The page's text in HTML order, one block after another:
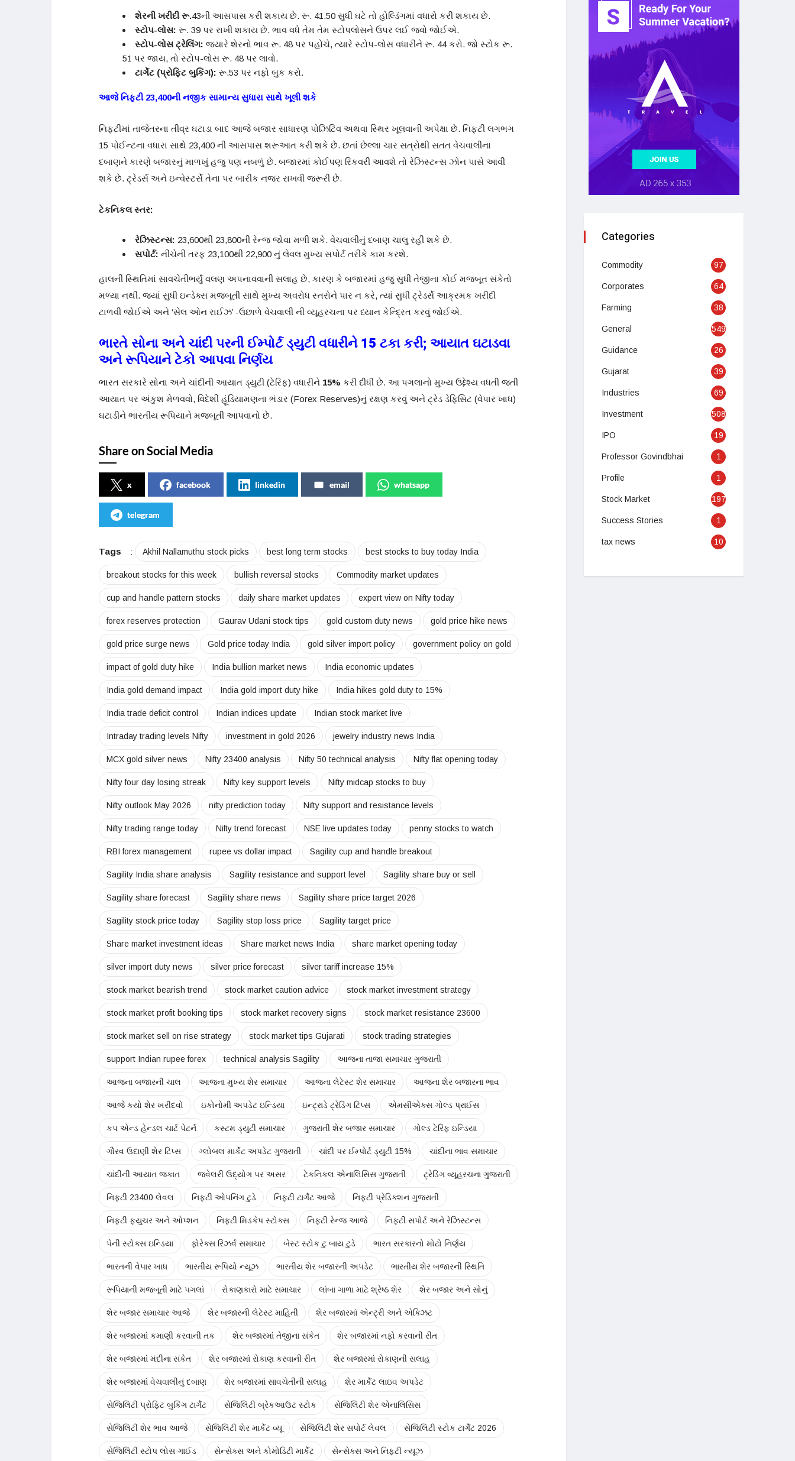
શેરની ખરીદી રૂ.43ની આસપાસ કરી શકાય છે. રૂ. 41.50 સુધી ઘટે તો હોલ્ડિંગમાં વધારો કરી શકાય છે.
સ્ટોપ-લોસ: રૂ. 39 પર રાખી શકાય છે. ભાવ વધે તેમ તેમ સ્ટોપલોસને ઉપર લઈ જવો જોઈએ.
સ્ટોપ-લોસ ટ્રેલિંગ: જ્યારે શેરનો ભાવ રૂ. 48 પર પહોંચે, ત્યારે સ્ટોપ-લોસ વધારીને રૂ. 44 કરો. જો સ્ટોક રૂ.
51 પર જાય, તો સ્ટોપ-લોસ રૂ. 48 પર લાવો.
ટાર્ગેટ (પ્રોફિટ બુકિંગ): રૂ.53 પર નફો બુક કરો.
આજે નિફ્ટી 23,400ની નજીક સામાન્ય સુધારા સાથે ખૂલી શકે
નિફ્ટીમાં તાજેતરના તીવ્ર ઘટાડા બાદ આજે બજાર સાધારણ પોઝિટિવ અથવા સ્થિર ખૂલવાની અપેક્ષા છે. નિફ્ટી લગભગ
15 પોઈન્ટના વધારા સાથે 23,400 ની આસપાસ શરૂઆત કરી શકે છે. છતાં છેલ્લા ચાર સત્રોથી સતત વેચવાલીના
દબાણને કારણે બજારનું માળખું હજુ પણ નબળું છે. બજારમાં કોઈપણ રિકવરી આવશે તો રેઝિસ્ટન્સ ઝોન પાસે આવી
શકે છે. ટ્રેડર્સ અને ઇન્વેસ્ટર્સે તેના પર બારીક નજર રાખવી જરૂરી છે.
ટેકનિકલ સ્તર:
રેઝિસ્ટન્સ: 23,600થી 23,800ની રેન્જ જોવા મળી શકે. વેચવાલીનું દબાણ ચાલુ રહી શકે છે.
સપોર્ટ: નીચેની તરફ 23,100થી 22,900 નું લેવલ મુખ્ય સપોર્ટ તરીકે કામ કરશે.
હાલની સ્થિતિમાં સાવચેતીભર્યું વલણ અપનાવવાની સલાહ છે, કારણ કે બજારમાં હજુ સુધી તેજીના કોઈ મજબૂત સંકેતો
મળ્યા નથી. જ્યાં સુધી ઇન્ડેક્સ મજબૂતી સાથે મુખ્ય અવરોધ સ્તરોને પાર ન કરે, ત્યાં સુધી ટ્રેડર્સે આક્રમક ખરીદી
ટાળવી જોઈએ અને ‘સેલ ઓન રાઈઝ’ -ઉછાળે વેચવાલી ની વ્યૂહરચના પર ધ્યાન કેન્દ્રિત કરવું જોઈએ.
ભારતે સોના અને ચાંદી પરની ઈમ્પોર્ટ ડ્યુટી વધારીને 15 ટકા કરી; આયાત ઘટાડવા
અને રૂપિયાને ટેકો આપવા નિર્ણય
ભારત સરકારે સોના અને ચાંદીની આયાત ડ્યુટી (ટેરિફ) વધારીને 15% કરી દીધી છે. આ પગલાનો મુખ્ય ઉદ્દેશ્ય વધતી જતી
આયાત પર અંકુશ મેળવવો, વિદેશી હૂંડિયામણના ભંડાર (Forex Reserves)નું રક્ષણ કરવું અને ટ્રેડ ડેફિસિટ (વેપાર ખાધ)
ઘટાડીને ભારતીય રૂપિયાને મજબૂતી આપવાનો છે.
Share on Social Media
x facebook linkedin email whatsapp
telegram
Tags : Akhil Nallamuthu stock picks best long term stocks best stocks to buy today India
breakout stocks for this week bullish reversal stocks Commodity market updates
cup and handle pattern stocks daily share market updates expert view on Nifty today
forex reserves protection Gaurav Udani stock tips gold custom duty news gold price hike news
gold price surge news Gold price today India gold silver import policy government policy on gold
impact of gold duty hike India bullion market news India economic updates
India gold demand impact India gold import duty hike India hikes gold duty to 15%
India trade deficit control Indian indices update Indian stock market live
Intraday trading levels Nifty investment in gold 2026 jewelry industry news India
MCX gold silver news Nifty 23400 analysis Nifty 50 technical analysis Nifty flat opening today
Nifty four day losing streak Nifty key support levels Nifty midcap stocks to buy
Nifty outlook May 2026 nifty prediction today Nifty support and resistance levels
Nifty trading range today Nifty trend forecast NSE live updates today penny stocks to watch
RBI forex management rupee vs dollar impact Sagility cup and handle breakout
Sagility India share analysis Sagility resistance and support level Sagility share buy or sell
Sagility share forecast Sagility share news Sagility share price target 2026
Sagility stock price today Sagility stop loss price Sagility target price
Share market investment ideas Share market news India share market opening today
silver import duty news silver price forecast silver tariff increase 15%
stock market bearish trend stock market caution advice stock market investment strategy
stock market profit booking tips stock market recovery signs stock market resistance 23600
stock market sell on rise strategy stock market tips Gujarati stock trading strategies
support Indian rupee forex technical analysis Sagility આજના તાજા સમાચાર ગુજરાતી
આજના બજારની ચાલ આજના મુખ્ય શેર સમાચાર આજના લેટેસ્ટ શેર સમાચાર આજના શેર બજારના ભાવ
આજે કયો શેર ખરીદવો ઇકોનોમી અપડેટ ઇન્ડિયા ઇન્ટ્રાડે ટ્રેડિંગ ટિપ્સ એમસીએક્સ ગોલ્ડ પ્રાઈસ
કપ એન્ડ હેન્ડલ ચાર્ટ પેટર્ન કસ્ટમ ડ્યુટી સમાચાર ગુજરાતી શેર બજાર સમાચાર ગોલ્ડ ટેરિફ ઇન્ડિયા
ગૌરવ ઉદાણી શેર ટિપ્સ ગ્લોબલ માર્કેટ અપડેટ ગુજરાતી ચાંદી પર ઈમ્પોર્ટ ડ્યુટી 15% ચાંદીના ભાવ સમાચાર
ચાંદીની આયાત જકાત જ્વેલરી ઉદ્યોગ પર અસર ટેકનિકલ એનાલિસિસ ગુજરાતી ટ્રેડિંગ વ્યૂહરચના ગુજરાતી
નિફ્ટી 23400 લેવલ નિફ્ટી ઓપનિંગ ટુડે નિફ્ટી ટાર્ગેટ આજે નિફ્ટી પ્રેડિક્શન ગુજરાતી
નિફ્ટી ફ્યુચર અને ઓપ્શન નિફ્ટી મિડકેપ સ્ટોક્સ નિફ્ટી રેન્જ આજે નિફ્ટી સપોર્ટ અને રેઝિસ્ટન્સ
પેની સ્ટોક્સ ઇન્ડિયા ફોરેક્સ રિઝર્વ સમાચાર બેસ્ટ સ્ટોક ટુ બાય ટુડે ભારત સરકારનો મોટો નિર્ણય
ભારતની વેપાર ખાધ ભારતીય રૂપિયો ન્યૂઝ ભારતીય શેર બજારની અપડેટ ભારતીય શેર બજારની સ્થિતિ
રૂપિયાની મજબૂતી માટે પગલાં રોકાણકારો માટે સમાચાર લાંબા ગાળા માટે શ્રેષ્ઠ શેર શેર બજાર અને સોનું
શેર બજાર સમાચાર આજે શેર બજારની લેટેસ્ટ માહિતી શેર બજારમાં એન્ટ્રી અને એક્ઝિટ
શેર બજારમાં કમાણી કરવાની તક શેર બજારમાં તેજીના સંકેત શેર બજારમાં નફો કરવાની રીત
શેર બજારમાં મંદીના સંકેત શેર બજારમાં રોકાણ કરવાની રીત શેર બજારમાં રોકાણની સલાહ
શેર બજારમાં વેચવાલીનું દબાણ શેર બજારમાં સાવચેતીની સલાહ શેર માર્કેટ લાઇવ અપડેટ
સેજિલિટી પ્રોફિટ બુકિંગ ટાર્ગેટ સેજિલિટી બ્રેકઆઉટ સ્ટોક સેજિલિટી શેર એનાલિસિસ
સેજિલિટી શેર ભાવ આજે સેજિલિટી શેર માર્કેટ વ્યૂ સેજિલિટી શેર સપોર્ટ લેવલ સેજિલિટી સ્ટોક ટાર્ગેટ 2026
સેજિલિટી સ્ટોપ લોસ ગાઈડ સેન્સેક્સ અને કોમોડિટી માર્કેટ સેન્સેક્સ અને નિફ્ટી ન્યૂઝ
Categories
Commodity 97
Corporates 64
Farming 38
General 549
Guidance 26
Gujarat 39
Industries 69
Investment 508
IPO 19
Professor Govindbhai 1
Profile 1
Stock Market 197
Success Stories 1
tax news 10